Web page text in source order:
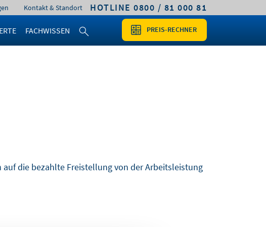
HOTLINE 0800 / 81 000 81
Kontakt & Standort
FACHWISSEN PREIS-RECHNER
die bezahlte Freistellung von der Arbeitsleistung